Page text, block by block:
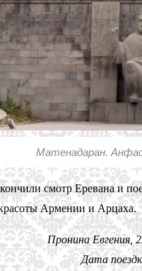
Матенадаран.
смотр Еревана и
Армении и Арцаха.
Пронина Евгения,
Дата